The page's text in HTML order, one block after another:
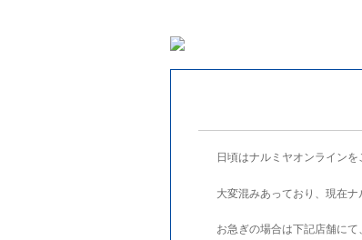
日頃はナルミヤオンライン
大変混みあっており、現在
お急ぎの場合は下記店舗にて